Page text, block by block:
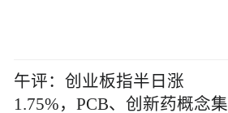
午评：创业板指半日涨
1.75%，PCB、创新药概念集